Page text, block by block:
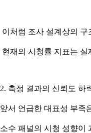
이처럼 조사 설계상의
현재의 시청률 지표는
2. 측정 결과의 신뢰도 하
앞서 언급한 대표성 부족
소수 패널의 시청 성향이